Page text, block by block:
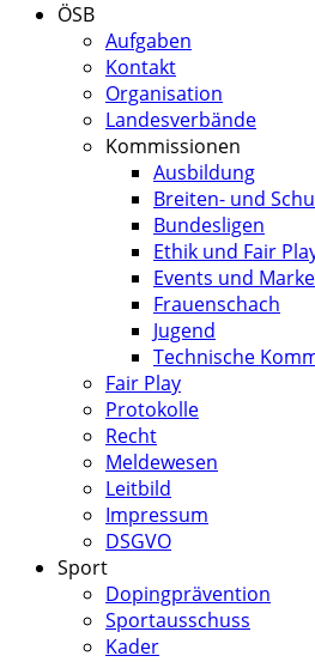
ÖSB
Aufgaben
Kontakt
Organisation
Landesverbände
Kommissionen
Ausbildung
Breiten- und
Bundesligen
Ethik und Fair
Events und
Frauenschach
Jugend
Technische
Fair Play
Protokolle
Recht
Meldewesen
Leitbild
Impressum
DSGVO
Sport
Dopingprävention
Sportausschuss
Kader